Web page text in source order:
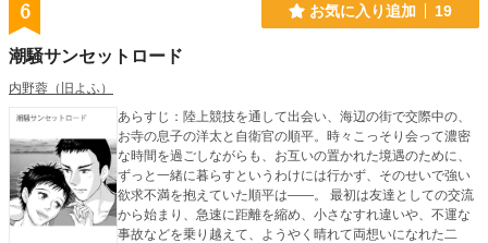
6 お気に入り追加 19
潮騒サンセットロード
内野蓉（旧よふ）
あらすじ：陸上競技を通して出会い、海辺の街で交際中の、
お寺の息子の洋太と自衛官の順平。時々こっそり会って濃密
な時間を過ごしながらも、お互いの置かれた境遇のために、
ずっと一緒に暮らすというわけには行かず、そのせいで強い
欲求不満を抱えていた順平は――。 最初は友達としての交流
から始まり、急速に距離を縮め、小さなすれ違いや、不運な
事故などを乗り越えて、ようやく晴れて両想いになれた二